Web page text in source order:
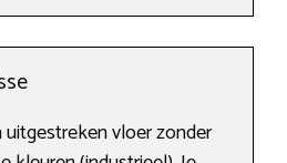
uitgestreken vloer zonder